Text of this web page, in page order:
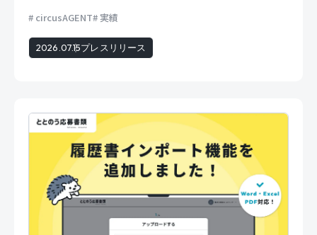
circusAGENT 実績
2026.07.15プレスリリース